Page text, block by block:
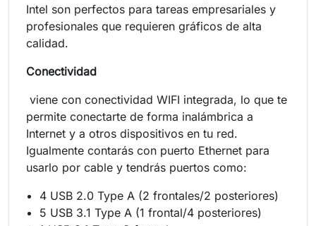
Intel son perfectos para tareas empresariales y
profesionales que requieren gráficos de alta
calidad.
Conectividad
viene con conectividad WIFI integrada, lo que te
permite conectarte de forma inalámbrica a
Internet y a otros dispositivos en tu red.
Igualmente contarás con puerto Ethernet para
usarlo por cable y tendrás puertos como:
4 USB 2.0 Type A (2 frontales/2 posteriores)
5 USB 3.1 Type A (1 frontal/4 posteriores)